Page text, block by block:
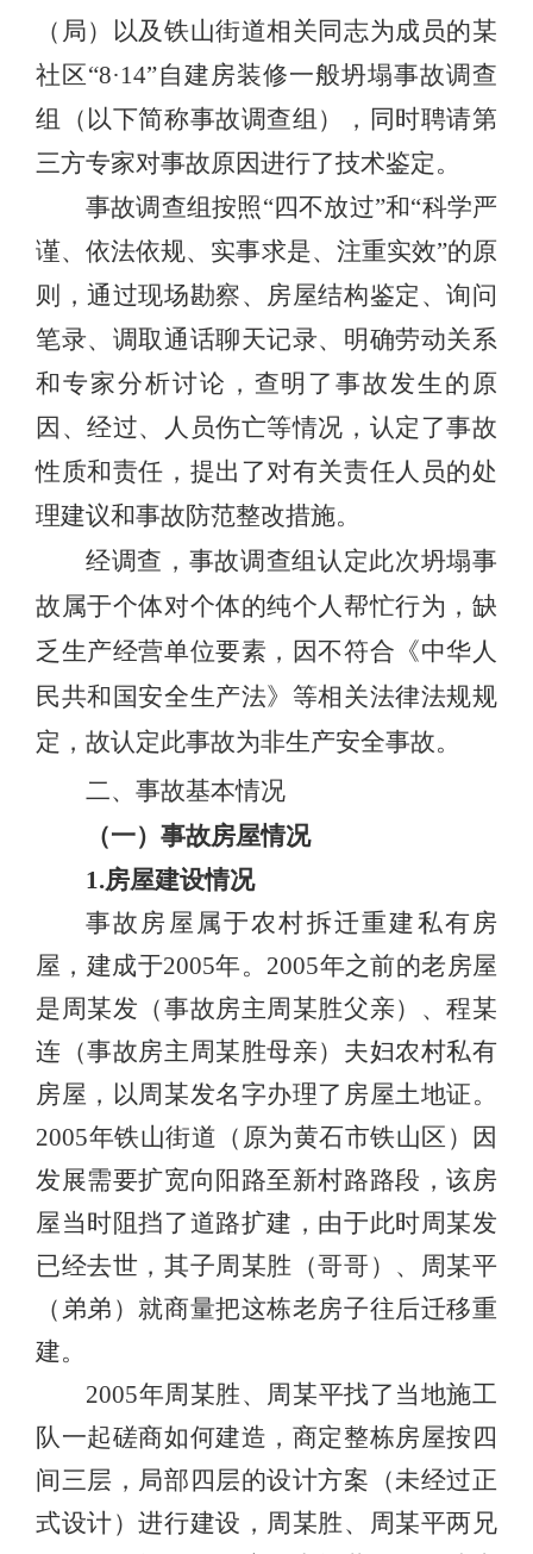
（局）以及铁山街道相关同志为成员的某
社区“8·14”自建房装修一般坍塌事故调查
组（以下简称事故调查组），同时聘请第
三方专家对事故原因进行了技术鉴定。
事故调查组按照“四不放过”和“科学严
谨、依法依规、实事求是、注重实效”的原
则，通过现场勘察、房屋结构鉴定、询问
笔录、调取通话聊天记录、明确劳动关系
和专家分析讨论，查明了事故发生的原
因、经过、人员伤亡等情况，认定了事故
性质和责任，提出了对有关责任人员的处
理建议和事故防范整改措施。
经调查，事故调查组认定此次坍塌事
故属于个体对个体的纯个人帮忙行为，缺
乏生产经营单位要素，因不符合《中华人
民共和国安全生产法》等相关法律法规规
定，故认定此事故为非生产安全事故。
二、事故基本情况
（一）事故房屋情况
1.房屋建设情况
事故房屋属于农村拆迁重建私有房
屋，建成于2005年。2005年之前的老房屋
是周某发（事故房主周某胜父亲）、程某
连（事故房主周某胜母亲）夫妇农村私有
房屋，以周某发名字办理了房屋土地证。
2005年铁山街道（原为黄石市铁山区）因
发展需要扩宽向阳路至新村路路段，该房
屋当时阻挡了道路扩建，由于此时周某发
已经去世，其子周某胜（哥哥）、周某平
（弟弟）就商量把这栋老房子往后迁移重
建。
2005年周某胜、周某平找了当地施工
队一起磋商如何建造，商定整栋房屋按四
间三层，局部四层的设计方案（未经过正
式设计）进行建设，周某胜、周某平两兄